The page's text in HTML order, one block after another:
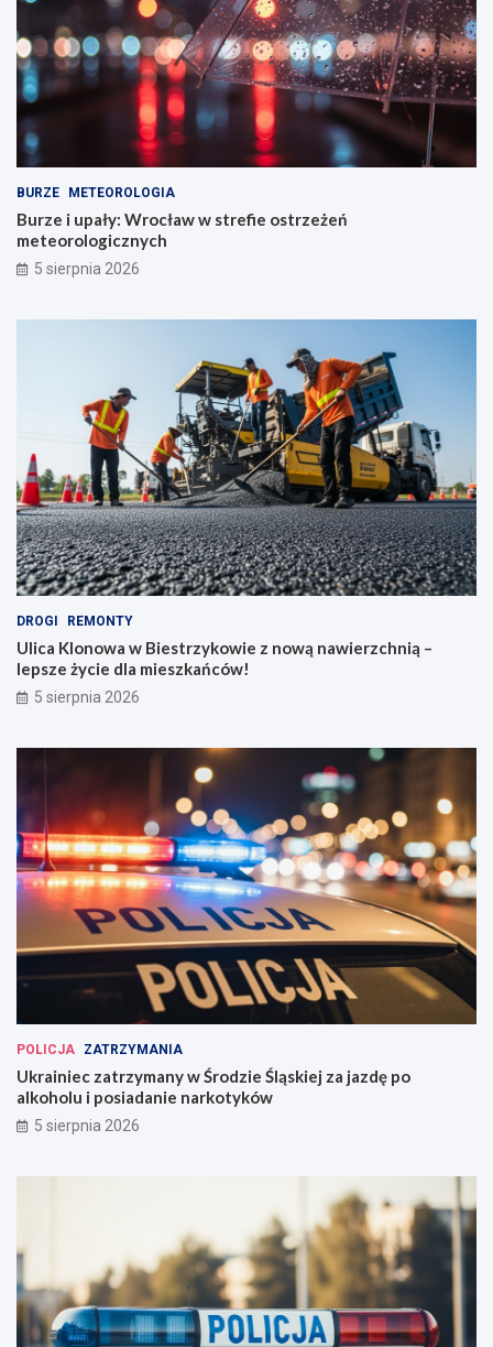
BURZE METEOROLOGIA
Burze i upały: Wrocław w strefie ostrzeżeń
meteorologicznych
5 sierpnia 2026
DROGI REMONTY
Ulica Klonowa w Biestrzykowie z nową nawierzchnią –
lepsze życie dla mieszkańców!
5 sierpnia 2026
POLICJA ZATRZYMANIA
Ukrainiec zatrzymany w Środzie Śląskiej za jazdę po
alkoholu i posiadanie narkotyków
5 sierpnia 2026